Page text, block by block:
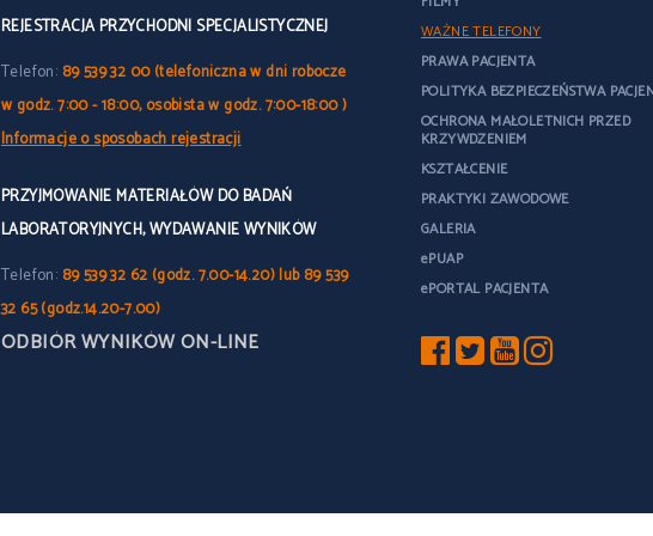
REJESTRACJA PRZYCHODNI SPECJALISTYCZNEJ
Telefon: 89 539 32 00 (telefoniczna w dni robocze
w godz. 7:00 - 18:00, osobista w godz. 7:00-18:00 )
Informacje o sposobach rejestracji
PRZYJMOWANIE MATERIAŁÓW DO BADAŃ
LABORATORYJNYCH, WYDAWANIE WYNIKÓW
Telefon: 89 539 32 62 (godz. 7.00-14.20) lub 89 539
32 65 (godz.14.20-7.00)
ODBIÓR WYNIKÓW ON-LINE
WAŻNE TELEFONY
PRAWA PACJENTA
POLITYKA BEZPIECZEŃSTWA
OCHRONA MAŁOLETNICH PRZED
KRZYWDZENIEM
KSZTAŁCENIE
PRAKTYKI ZAWODOWE
GALERIA
ePUAP
ePORTAL PACJENTA